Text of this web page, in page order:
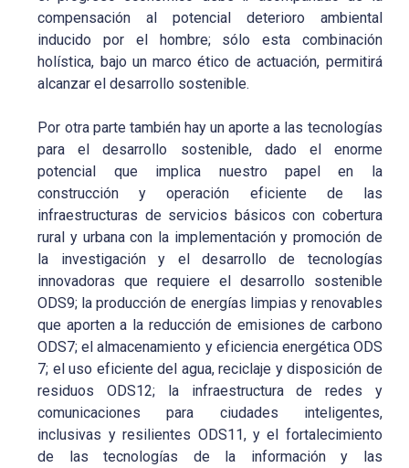
compensación al potencial deterioro ambiental
inducido por el hombre; sólo esta combinación
holística, bajo un marco ético de actuación, permitirá
alcanzar el desarrollo sostenible.
Por otra parte también hay un aporte a las tecnologías
para el desarrollo sostenible, dado el enorme
potencial que implica nuestro papel en la
construcción y operación eficiente de las
infraestructuras de servicios básicos con cobertura
rural y urbana con la implementación y promoción de
la investigación y el desarrollo de tecnologías
innovadoras que requiere el desarrollo sostenible
ODS9; la producción de energías limpias y renovables
que aporten a la reducción de emisiones de carbono
ODS7; el almacenamiento y eficiencia energética ODS
7; el uso eficiente del agua, reciclaje y disposición de
residuos ODS12; la infraestructura de redes y
comunicaciones para ciudades inteligentes,
inclusivas y resilientes ODS11, y el fortalecimiento
de las tecnologías de la información y las